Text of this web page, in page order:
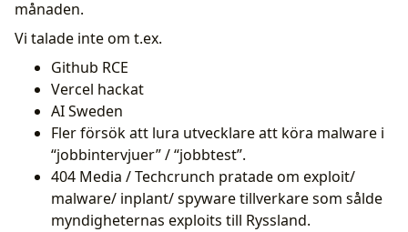
månaden.
Vi talade inte om t.ex.
Github RCE
Vercel hackat
AI Sweden
Fler försök att lura utvecklare att köra malware i
“jobbintervjuer” / “jobbtest”.
404 Media / Techcrunch pratade om exploit/
malware/ inplant/ spyware tillverkare som sålde
myndigheternas exploits till Ryssland.